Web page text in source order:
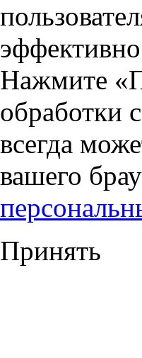
Нажмите
обработки
всегда
вашего
Принять